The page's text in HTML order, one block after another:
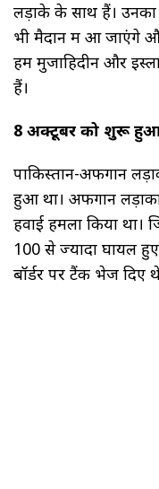
लड़ाके के साथ हैं।
भी मैदान में आ जाएंगे
हम मुजाहिदीन और
हैं।
8 अक्टूबर को शुरू हुआ
पाकिस्तान-अफगान
हुआ था। अफगान लड़ाकों
हवाई हमला किया था।
100 से ज्यादा घायल
बॉर्डर पर टैंक भेज दिए